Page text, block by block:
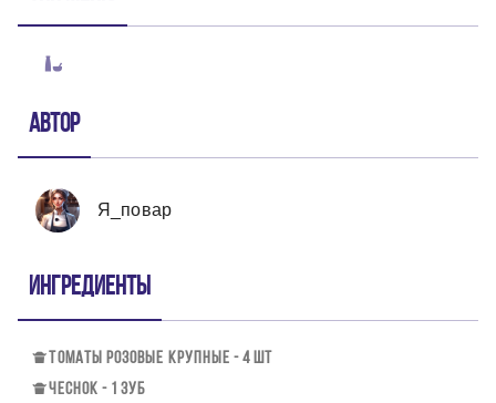
Автор
Я_повар
Ингредиенты
ТОМАТЫ РОЗОВЫЕ КРУПНЫЕ - 4 ШТ
ЧЕСНОК - 1 ЗУБ